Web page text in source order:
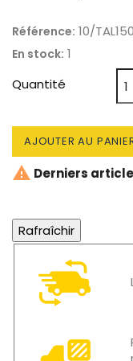
Référence: 10/
En stock: 1
Quantité
AJOUTER AU
 Derniers